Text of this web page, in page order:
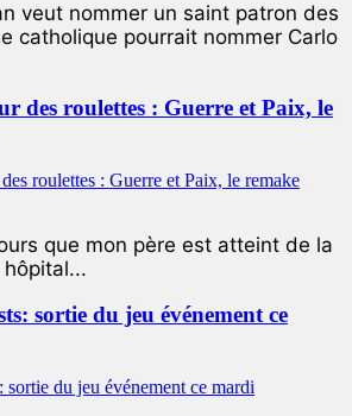
veut nommer un saint patron des
catholique pourrait nommer Carlo
des roulettes : Guerre et Paix, le
que mon père est atteint de la
sortie du jeu événement ce